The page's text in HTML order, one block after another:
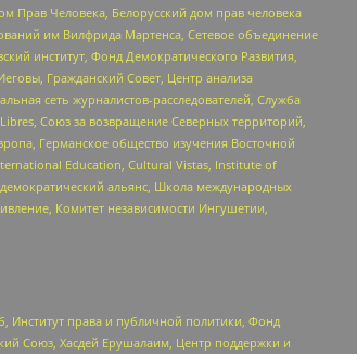
Прав Человека, Белорусский дом прав человека
им Вилфрида Мартенса, Сетевое объединение
институт, Фонд Демократического Развития,
Гражданский Совет, Центр анализа
сеть журналистов-расследователей, Служба
Союз за возвращение Северных территорий,
Германское общество изучения Восточной
Education, Cultural Vistas, Institute of
альянс, Школа международных
Комитет независимости Ингушетии,
Институт права и публичной политики, Фонд
Союз, Хасдей Ерушалаим, Центр поддержки и